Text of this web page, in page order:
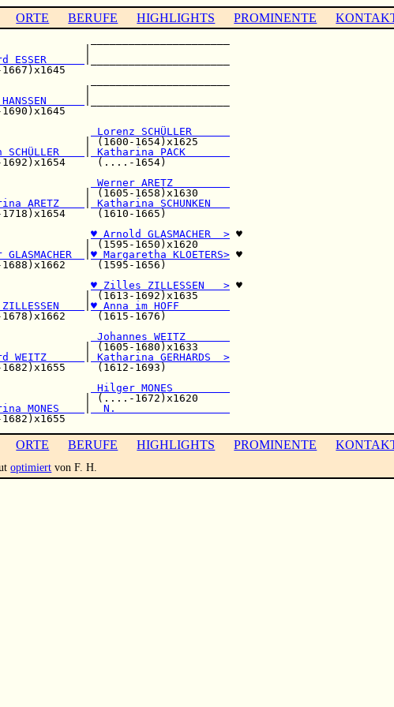
ORTE BERUFE HIGHLIGHTS PROMINENTE
______________________
|
ESSER
| (1620-1667)x1645
|                    |
HANSSEN
(1625-1690)x1645
|
Lorenz SCHÜLLER
| (1600-1654)x1625
SCHÜLLER
Katharina PACK
(....-1654)
|
Werner ARETZ
| (1605-1658)x1630
ARETZ
Katharina SCHUNKEN
(1610-1665)
♥ Arnold GLASMACHER  > ♥
| (1595-1650)x1620
GLASMACHER ♥ Margaretha KLOETERS> ♥
(1595-1656)
| ♥ Zilles ZILLESSEN   > ♥
| (1613-1692)x1635
ZILLESSEN
♥ Anna im HOFF
(1615-1676)
|
Johannes WEITZ
| (1605-1680)x1633
WEITZ
Katharina GERHARDS  >
1682)x1655     (1612-1693)
|
Hilger MONES
| (....-1672)x1620
MONES
  N.
ORTE BERUFE HIGHLIGHTS PROMINENTE
optimiert von F. H.